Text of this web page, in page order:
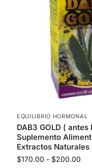
EQUILIBRIO HORMONAL
DAB3 GOLD ( antes
Suplemento
Extractos
$170.00 - $200.00